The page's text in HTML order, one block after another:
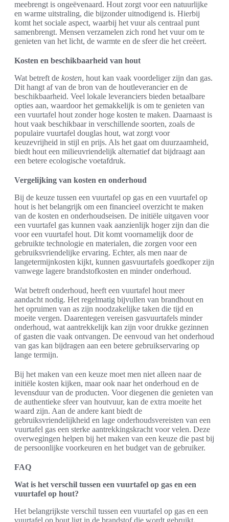
meebrengt is ongeëvenaard. Hout zorgt voor een natuurlijke
en warme uitstraling, die bijzonder uitnodigend is. Hierbij
komt het sociale aspect, waarbij het vuur als centraal punt
samenbrengt. Mensen verzamelen zich rond het vuur om te
genieten van het licht, de warmte en de sfeer die het creëert.
Kosten en beschikbaarheid van hout
Wat betreft de kosten, hout kan vaak voordeliger zijn dan gas.
Dit hangt af van de bron van de houtleverancier en de
beschikbaarheid. Veel lokale leveranciers bieden betaalbare
opties aan, waardoor het gemakkelijk is om te genieten van
een vuurtafel hout zonder hoge kosten te maken. Daarnaast is
hout vaak beschikbaar in verschillende soorten, zoals de
populaire vuurtafel douglas hout, wat zorgt voor
keuzevrijheid in stijl en prijs. Als het gaat om duurzaamheid,
biedt hout een milieuvriendelijk alternatief dat bijdraagt aan
een betere ecologische voetafdruk.
Vergelijking van kosten en onderhoud
Bij de keuze tussen een vuurtafel op gas en een vuurtafel op
hout is het belangrijk om een financieel overzicht te maken
van de kosten en onderhoudseisen. De initiële uitgaven voor
een vuurtafel gas kunnen vaak aanzienlijk hoger zijn dan die
voor een vuurtafel hout. Dit komt voornamelijk door de
gebruikte technologie en materialen, die zorgen voor een
gebruiksvriendelijke ervaring. Echter, als men naar de
langetermijnkosten kijkt, kunnen gasvuurtafels goedkoper zijn
vanwege lagere brandstofkosten en minder onderhoud.
Wat betreft onderhoud, heeft een vuurtafel hout meer
aandacht nodig. Het regelmatig bijvullen van brandhout en
het opruimen van as zijn noodzakelijke taken die tijd en
moeite vergen. Daarentegen vereisen gasvuurtafels minder
onderhoud, wat aantrekkelijk kan zijn voor drukke gezinnen
of gasten die vaak ontvangen. De eenvoud van het onderhoud
van gas kan bijdragen aan een betere gebruikservaring op
lange termijn.
Bij het maken van een keuze moet men niet alleen naar de
initiële kosten kijken, maar ook naar het onderhoud en de
levensduur van de producten. Voor diegenen die genieten van
de authentieke sfeer van houtvuur, kan de extra moeite het
waard zijn. Aan de andere kant biedt de
gebruiksvriendelijkheid en lage onderhoudsvereisten van een
vuurtafel gas een sterke aantrekkingskracht voor velen. Deze
overwegingen helpen bij het maken van een keuze die past bij
de persoonlijke voorkeuren en het budget van de gebruiker.
FAQ
Wat is het verschil tussen een vuurtafel op gas en een
vuurtafel op hout?
Het belangrijkste verschil tussen een vuurtafel op gas en een
vuurtafel op hout ligt in de brandstof die wordt gebruikt.